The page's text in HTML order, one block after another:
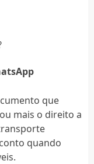
que
mais o direito a
quando